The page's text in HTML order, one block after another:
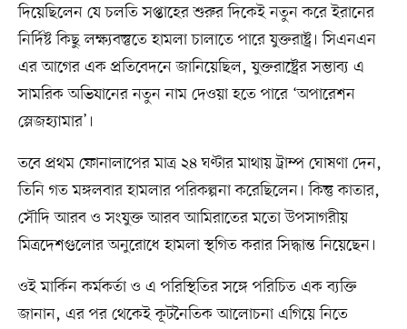
দিয়েছিলেন যে চলতি সপ্তাহের শুরুর দিকেই নতুন করে ইরানের
নির্দিষ্ট কিছু লক্ষ্যবস্তুতে হামলা চালাতে পারে যুক্তরাষ্ট্র। সিএনএন
এর আগের এক প্রতিবেদনে জানিয়েছিল, যুক্তরাষ্ট্রের সম্ভাব্য এ
সামরিক অভিযানের নতুন নাম দেওয়া হতে পারে ‘অপারেশন
স্লেজহ্যামার’।
তবে প্রথম ফোনালাপের মাত্র ২৪ ঘণ্টার মাথায় ট্রাম্প ঘোষণা দেন,
তিনি গত মঙ্গলবার হামলার পরিকল্পনা করেছিলেন। কিন্তু কাতার,
সৌদি আরব ও সংযুক্ত আরব আমিরাতের মতো উপসাগরীয়
মিত্রদেশগুলোর অনুরোধে হামলা স্থগিত করার সিদ্ধান্ত নিয়েছেন।
ওই মার্কিন কর্মকর্তা ও এ পরিস্থিতির সঙ্গে পরিচিত এক ব্যক্তি
জানান, এর পর থেকেই কূটনৈতিক আলোচনা এগিয়ে নিতে